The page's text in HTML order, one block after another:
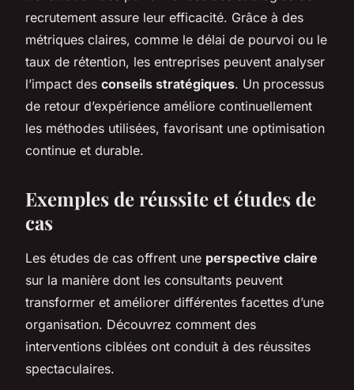
recrutement assure leur efficacité. Grâce à des
métriques claires, comme le délai de pourvoi ou le
taux de rétention, les entreprises peuvent analyser
l’impact des conseils stratégiques. Un processus
de retour d’expérience améliore continuellement
les méthodes utilisées, favorisant une optimisation
continue et durable.
Exemples de réussite et études de
cas
Les études de cas offrent une perspective claire
sur la manière dont les consultants peuvent
transformer et améliorer différentes facettes d’une
organisation. Découvrez comment des
interventions ciblées ont conduit à des réussites
spectaculaires.